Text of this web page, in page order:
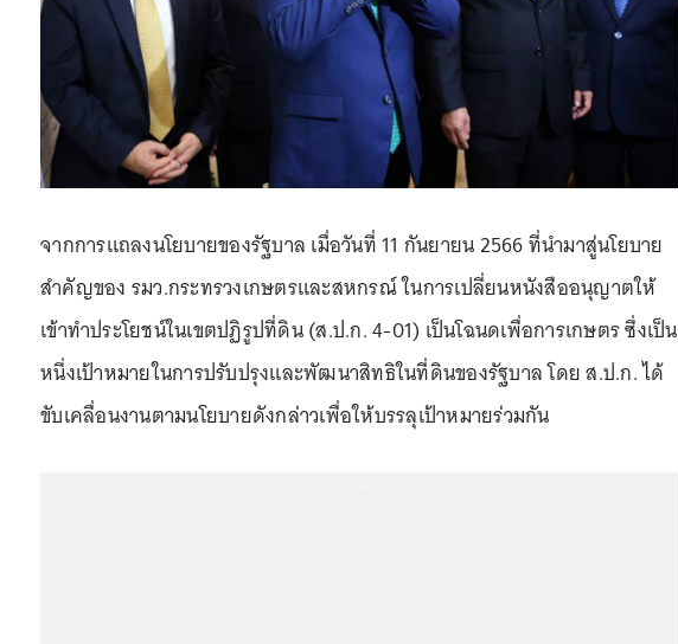
จากการแถลงนโยบายของรัฐบาล เมื่อวันที่ 11 กันยายน 2566 ที่นำมาสู่นโยบาย
สำคัญของ รมว.กระทรวงเกษตรและสหกรณ์ ในการเปลี่ยนหนังสืออนุญาตให้
เข้าทำประโยชน์ในเขตปฏิรูปที่ดิน (ส.ป.ก. 4-01) เป็นโฉนดเพื่อการเกษตร ซึ่งเป็น
หนึ่งเป้าหมายในการปรับปรุงและพัฒนาสิทธิในที่ดินของรัฐบาล โดย ส.ป.ก. ได้
ขับเคลื่อนงานตามนโยบายดังกล่าวเพื่อให้บรรลุเป้าหมายร่วมกัน